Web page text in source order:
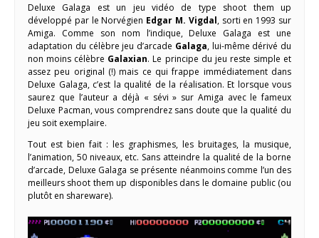
Deluxe Galaga est un jeu vidéo de type shoot them up
développé par le Norvégien Edgar M. Vigdal, sorti en 1993 sur
Amiga. Comme son nom l’indique, Deluxe Galaga est une
adaptation du célèbre jeu d’arcade Galaga, lui-même dérivé du
non moins célèbre Galaxian. Le principe du jeu reste simple et
assez peu original (!) mais ce qui frappe immédiatement dans
Deluxe Galaga, c’est la qualité de la réalisation. Et lorsque vous
saurez que l’auteur a déjà « sévi » sur Amiga avec le fameux
Deluxe Pacman, vous comprendrez sans doute que la qualité du
jeu soit exemplaire.
Tout est bien fait : les graphismes, les bruitages, la musique,
l’animation, 50 niveaux, etc. Sans atteindre la qualité de la borne
d’arcade, Deluxe Galaga se présente néanmoins comme l’un des
meilleurs shoot them up disponibles dans le domaine public (ou
plutôt en shareware).